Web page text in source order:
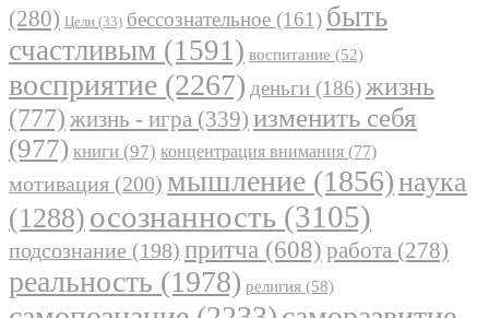
(280) Цели (33) бессознательное (161) быть
счастливым (1591) воспитание (52)
восприятие (2267) деньги (186)жизнь
(777) жизнь - игра (339) изменить себя
(977) книги (97) концентрация внимания (77)
мотивация (200) мышление (1856)наука
(1288) осознанность (3105)
подсознание (198) притча (608) работа (278)
реальность (1978) религия (58)